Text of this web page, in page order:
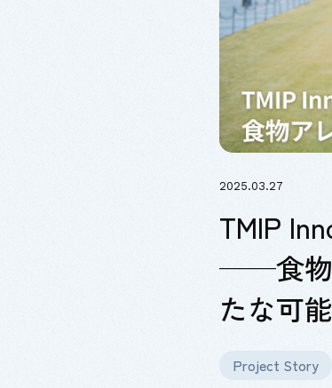
2025.03.27
TMIP
——食物
たな可
Project Story